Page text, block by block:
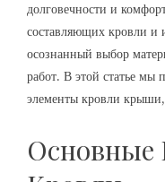
долговечности и
составляющих кровли и
осознанный выбор
работ. В этой статье мы
элементы кровли